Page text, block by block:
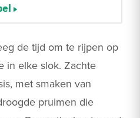
de tijd om te rijpen op
in elke slok. Zachte
met smaken van
pruimen die